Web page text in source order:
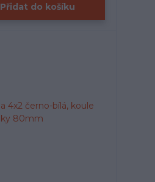
Přidat do košíku